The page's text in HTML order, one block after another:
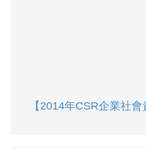
【2014年CSR企業社會